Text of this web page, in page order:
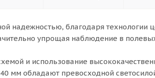
надежностью, благодаря
упрощая наблюдение в
и использование
мм обладают превосходной